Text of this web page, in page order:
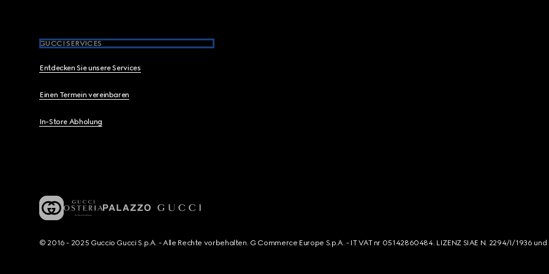
GUCCI SERVICES
Entdecken Sie unsere Services
Einen Termein vereinbaren
In-Store Abholung
© 2016 - 2025 Guccio Gucci S.p.A. - Alle Rechte vorbehalten. G Commerce Europe S.p.A. - IT VAT nr 05142860484. LIZENZ SIAE N. 2294/I/1936